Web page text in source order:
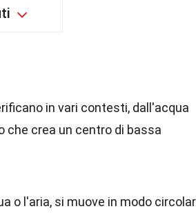
in vari contesti, dall'acqua
che crea un centro di bassa
o l'aria, si muove in modo